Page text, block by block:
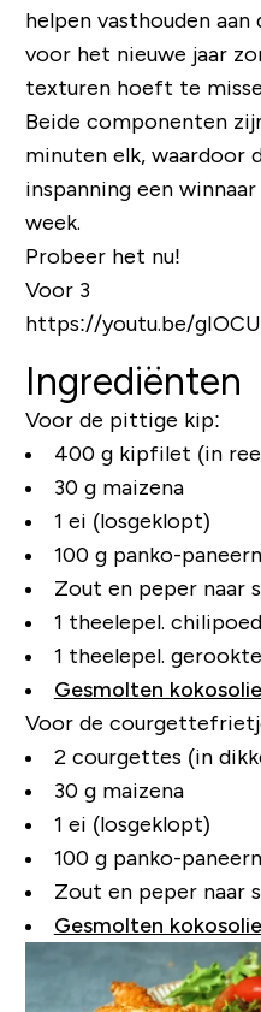
helpen vasthouden
voor het nieuwe jaar
texturen hoeft te
Beide componenten
minuten elk, waardoor
inspanning een
week.
Probeer het nu!
Voor 3
https://youtu.be/
Ingrediënten
Voor de pittige kip:
400 g kipfilet (in
30 g maizena
1 ei (losgeklopt)
100 g panko-
Zout en peper naar
1 theelepel.
1 theelepel.
Gesmolten kokosolie
Voor de
2 courgettes (in
30 g maizena
1 ei (losgeklopt)
100 g panko-
Zout en peper naar
Gesmolten kokosolie